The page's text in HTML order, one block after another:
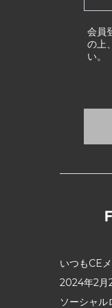
会員
の上
い。
いつもCE
2024年2月
ソーシャ